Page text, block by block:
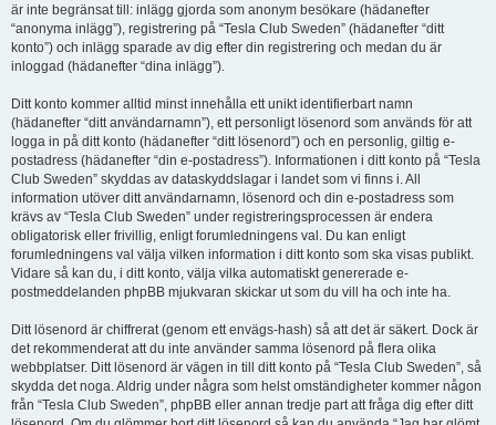
är inte begränsat till: inlägg gjorda som anonym besökare (hädanefter
“anonyma inlägg”), registrering på “Tesla Club Sweden” (hädanefter “ditt
konto”) och inlägg sparade av dig efter din registrering och medan du är
inloggad (hädanefter “dina inlägg”).
Ditt konto kommer alltid minst innehålla ett unikt identifierbart namn
(hädanefter “ditt användarnamn”), ett personligt lösenord som används för att
logga in på ditt konto (hädanefter “ditt lösenord”) och en personlig, giltig e-
postadress (hädanefter “din e-postadress”). Informationen i ditt konto på “Tesla
Club Sweden” skyddas av dataskyddslagar i landet som vi finns i. All
information utöver ditt användarnamn, lösenord och din e-postadress som
krävs av “Tesla Club Sweden” under registreringsprocessen är endera
obligatorisk eller frivillig, enligt forumledningens val. Du kan enligt
forumledningens val välja vilken information i ditt konto som ska visas publikt.
Vidare så kan du, i ditt konto, välja vilka automatiskt genererade e-
postmeddelanden phpBB mjukvaran skickar ut som du vill ha och inte ha.
Ditt lösenord är chiffrerat (genom ett envägs-hash) så att det är säkert. Dock är
det rekommenderat att du inte använder samma lösenord på flera olika
webbplatser. Ditt lösenord är vägen in till ditt konto på “Tesla Club Sweden”, så
skydda det noga. Aldrig under några som helst omständigheter kommer någon
från “Tesla Club Sweden”, phpBB eller annan tredje part att fråga dig efter ditt